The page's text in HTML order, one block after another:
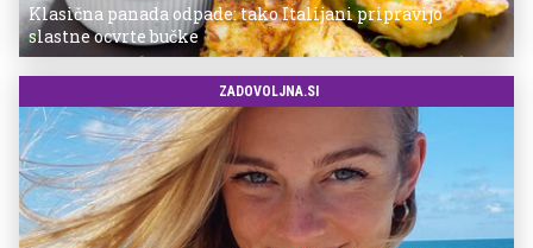
Klasična panada odpade: tako Italijani pripravijo
slastne ocvrte bučke
ZADOVOLJNA.SI